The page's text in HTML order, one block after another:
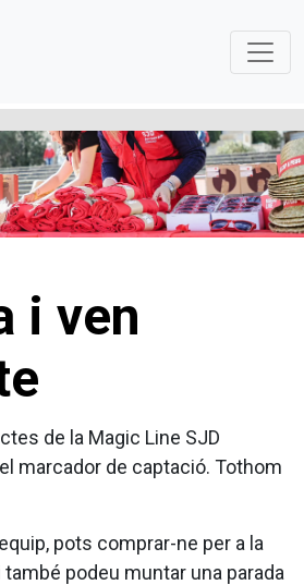
i ven
de la Magic Line SJD
marcador de captació. Tothom
pots comprar-ne per a la
podeu muntar una parada